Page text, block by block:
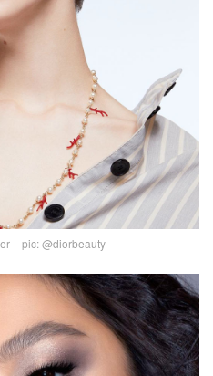
– pic: @diorbeauty